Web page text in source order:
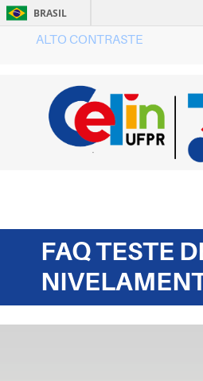
BRASIL
ALTO CONTRASTE
FAQ TESTE